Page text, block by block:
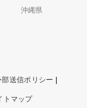
沖縄県
送信ポリシー
トマップ